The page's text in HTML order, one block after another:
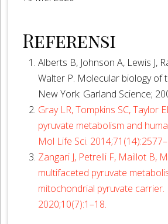
Referensi
Alberts B, Johnson A, Lewis J,
Walter P. Molecular biology of
New York: Garland Science;
Gray LR, Tompkins SC, Taylor
pyruvate metabolism and
Mol Life Sci.
Zangari J, Petrelli F, Maillot B,
multifaceted pyruvate
mitochondrial pyruvate carrier.
2020;10(7):1–18.